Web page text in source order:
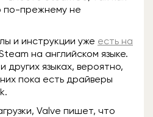
по-прежнему не
и инструкции уже есть на
на английском языке.
языках, вероятно,
пока есть драйверы
Valve пишет, что